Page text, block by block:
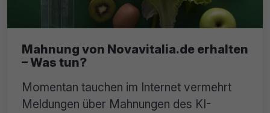
Mahnung von Novavitalia.de erhalten
– Was tun?
Momentan tauchen im Internet vermehrt
Meldungen über Mahnungen des KI-